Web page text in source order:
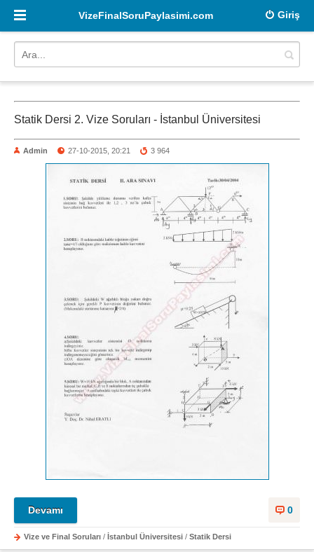
Giriş
VizeFinalSoruPaylasimi.com
Statik Dersi 2. Vize Soruları - İstanbul Üniversitesi
Admin 27-10-2015, 20:21 3 964
0
Devamı
Vize ve Final Soruları / İstanbul Üniversitesi / Statik Dersi